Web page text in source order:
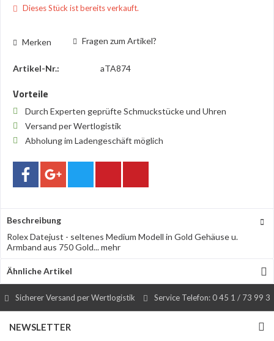
Dieses Stück ist bereits verkauft.
Merken Fragen zum Artikel?
Artikel-Nr.: aTA874
Vorteile
Durch Experten geprüfte Schmuckstücke und Uhren
Versand per Wertlogistik
Abholung im Ladengeschäft möglich
Beschreibung
Rolex Datejust - seltenes Medium Modell in Gold Gehäuse u.
Armband aus 750 Gold...mehr
Ähnliche Artikel
Sicherer Versand per Wertlogistik Service Telefon: 0 45 1 / 73 99 3
NEWSLETTER